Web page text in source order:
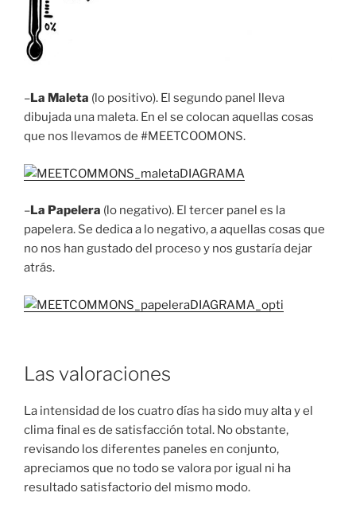
– La Maleta (lo positivo). El segundo panel lleva
dibujada una maleta. En el se colocan aquellas cosas
que nos llevamos de #MEETCOOMONS.
– La Papelera (lo negativo). El tercer panel es la
papelera. Se dedica a lo negativo, a aquellas cosas que
no nos han gustado del proceso y nos gustaría dejar
atrás.
Las valoraciones
La intensidad de los cuatro días ha sido muy alta y el
clima final es de satisfacción total. No obstante,
revisando los diferentes paneles en conjunto,
apreciamos que no todo se valora por igual ni ha
resultado satisfactorio del mismo modo.